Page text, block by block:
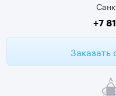
+7
Заказать